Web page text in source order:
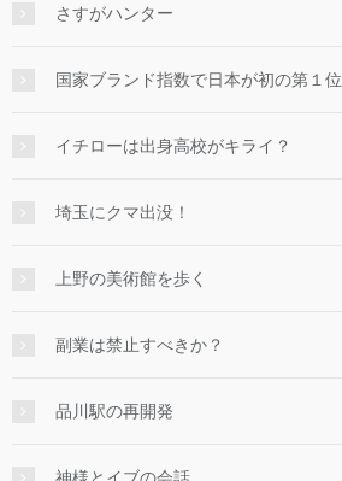
さすがハンター
国家ブランド指数で日本が初の第１位
イチローは出身高校がキライ？
埼玉にクマ出没！
上野の美術館を歩く
副業は禁止すべきか？
品川駅の再開発
神様とイブの会話